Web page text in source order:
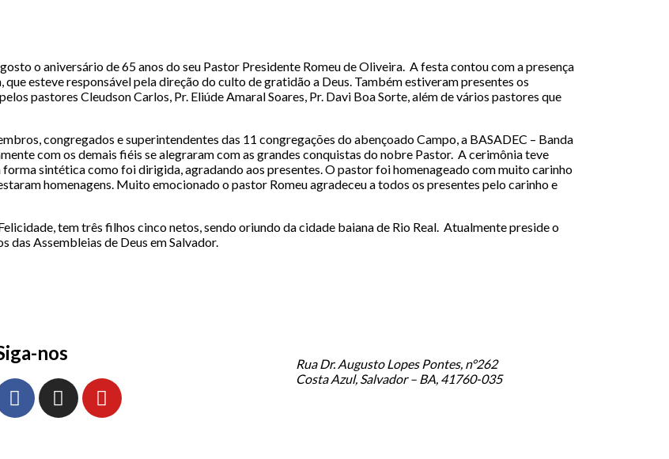
o aniversário de 65 anos do seu Pastor Presidente Romeu de Oliveira. A festa contou com a presença
esteve responsável pela direção do culto de gratidão a Deus. Também estiveram presentes os
pastores Cleudson Carlos, Pr. Eliúde Amaral Soares, Pr. Davi Boa Sorte, além de vários pastores que
congregados e superintendentes das 11 congregações do abençoado Campo, a BASADEC – Banda
com os demais fiéis se alegraram com as grandes conquistas do nobre Pastor. A cerimônia teve
sintética como foi dirigida, agradando aos presentes. O pastor foi homenageado com muito carinho
homenagens. Muito emocionado o pastor Romeu agradeceu a todos os presentes pelo carinho e
tem três filhos cinco netos, sendo oriundo da cidade baiana de Rio Real. Atualmente preside o
das Assembleias de Deus em Salvador.
nos
Rua Dr. Augusto Lopes Pontes, n°262
Costa Azul, Salvador – BA, 41760-035